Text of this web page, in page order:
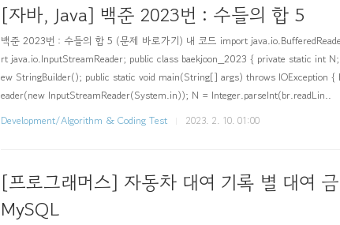
[자바, Java] 백준 2023번 : 수들의 합 5
백준 2023번 : 수들의 합 5 (문제 바로가기) 내 코드 import
rt java.io.InputStreamReader; public class baekjoon_2023 { private static int
ew StringBuilder(); public static void main(String[] args) throws IOException {
eader(new InputStreamReader(System.in)); N = Integer.parseInt(br.readLin..
Development/Algorithm & Coding Test
2023. 2. 10. 01:00
[프로그래머스] 자동차 대여 기록 별 대여
MySQL